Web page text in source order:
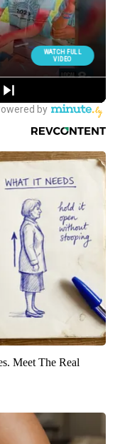
Meet The Real